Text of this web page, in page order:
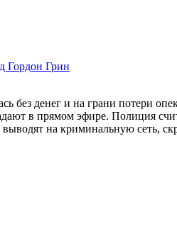
Гордон Грин
без денег и на грани
в прямом эфире. Полиция
выводят на криминальную сеть,